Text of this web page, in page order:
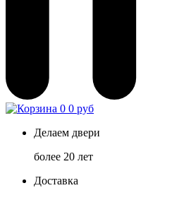
0 0 руб
Делаем двери
более 20 лет
Доставка